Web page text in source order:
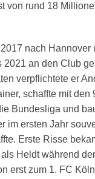
von rund 18
nach Hannover
2021 an den Club
verpflichtete er
schaffte mit den
Bundesliga und
im ersten Jahr
Erste Risse
Heldt während der
erst zum 1. FC